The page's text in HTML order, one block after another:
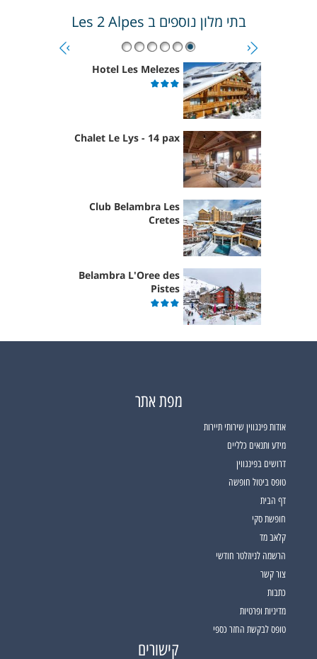
בתי מלון נוספים ב Les 2 Alpes
Hotel Les Melezes
Chalet Le Lys - 14 pax
Club Belambra Les
Cretes
Belambra L'Oree des
Pistes
מפת אתר
אודות פינגווין שירותי תיירות
מידע ותנאים כלליים
דרושים בפינגווין
טופס ביטול חופשה
דף הבית
חופשת סקי
קלאב מד
הרשמה לניוזלטר חודשי
צור קשר
כתבות
מדיניות ופרטיות
טופס לבקשת החזר כספי
קישורים